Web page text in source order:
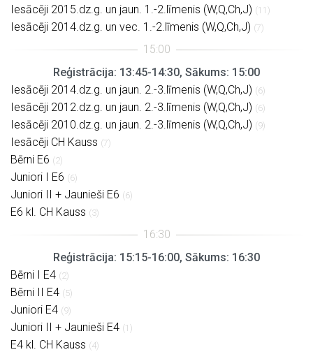
Iesācēji 2015.dz.g. un jaun. 1.-2.līmenis (W,Q,Ch,J) (11)
Iesācēji 2014.dz.g. un vec. 1.-2.līmenis (W,Q,Ch,J) (7)
Reģistrācija: 13:45-14:30, Sākums: 15:00
Iesācēji 2014.dz.g. un jaun. 2.-3.līmenis (W,Q,Ch,J) (6)
Iesācēji 2012.dz.g. un jaun. 2.-3.līmenis (W,Q,Ch,J) (6)
Iesācēji 2010.dz.g. un jaun. 2.-3.līmenis (W,Q,Ch,J) (9)
Iesācēji CH Kauss (7)
Bērni E6 (2)
Juniori I E6 (6)
Juniori II + Jaunieši E6 (6)
E6 kl. CH Kauss (3)
Reģistrācija: 15:15-16:00, Sākums: 16:30
Bērni I E4 (2)
Bērni II E4 (5)
Juniori E4 (9)
Juniori II + Jaunieši E4 (1)
E4 kl. CH Kauss (4)